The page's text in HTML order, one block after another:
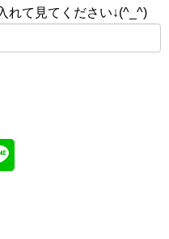
れて見てください↓(^_^)